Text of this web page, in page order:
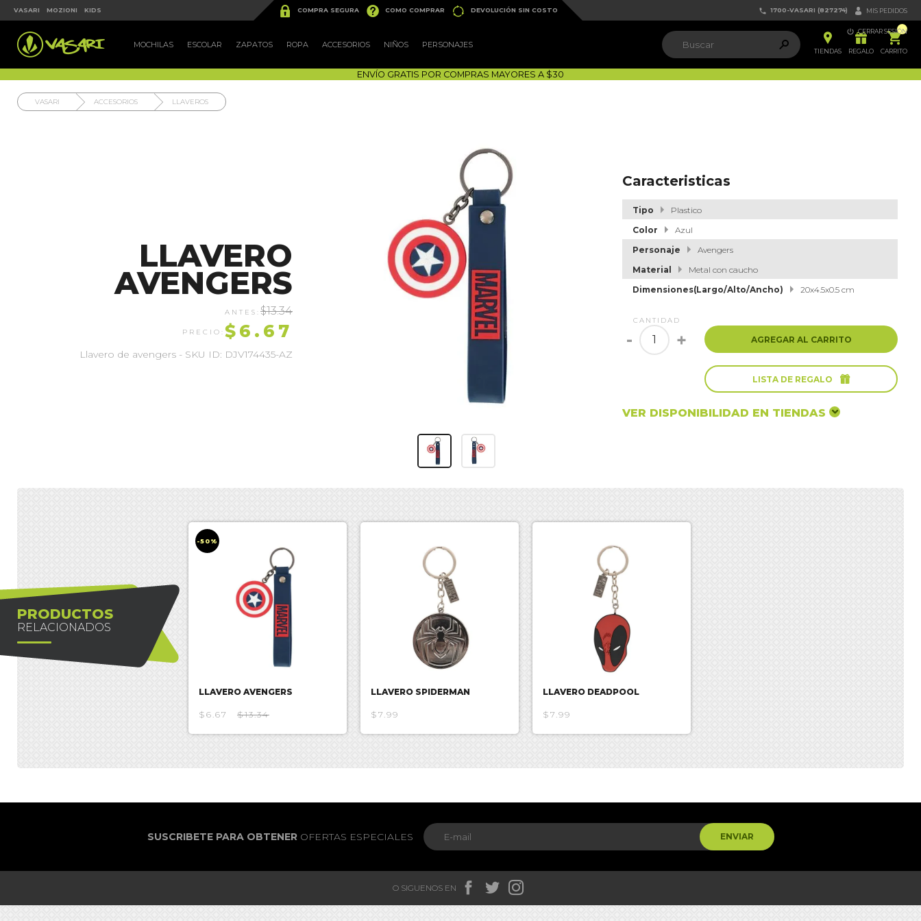
VASARI MOZIONI KIDS  COMPRA SEGURA  COMO COMPRAR  DEVOLUCIÓN SIN COSTO  1700-VASARI (827274)  MIS PEDIDOS
 CERRAR SESIÓN
 MOCHILAS ESCOLAR ZAPATOS ROPA ACCESORIOS NIÑOS PERSONAJES  
TIENDAS

REGALO
ຐ
CARRITO
ENVÍO GRATIS POR COMPRAS MAYORES A $30
VASARI ACCESORIOS LLAVEROS
LLAVERO
AVENGERS
$13.34
$6.67
Llavero de avengers - SKU ID: DJV174435-AZ
Caracteristicas
Tipo
Plastico
Color
Azul
Personaje
Avengers
Material
Metal con caucho
Dimensiones(Largo/Alto/Ancho)
20x4.5x0.5 cm
CANTIDAD
- + AGREGAR AL CARRITO
LISTA DE REGALO 
VER DISPONIBILIDAD EN TIENDAS
PRODUCTOS
RELACIONADOS
-50%
LLAVERO AVENGERS
$6.67 $13.34
LLAVERO SPIDERMAN
$7.99
LLAVERO DEADPOOL
$7.99
SUSCRIBETE PARA OBTENEROFERTAS ESPECIALES ENVIAR
O SIGUENOS EN   